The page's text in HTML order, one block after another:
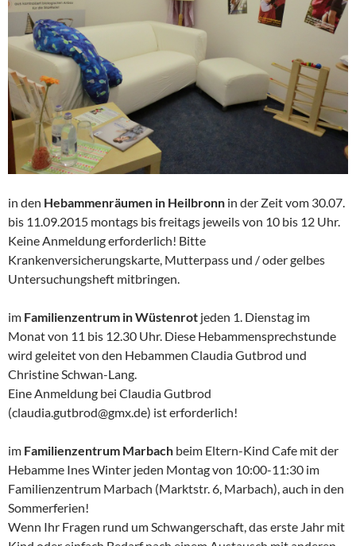
in den Hebammenräumen in Heilbronn in der Zeit vom 30.07.
bis 11.09.2015 montags bis freitags jeweils von 10 bis 12 Uhr.
Keine Anmeldung erforderlich! Bitte
Krankenversicherungskarte, Mutterpass und / oder gelbes
Untersuchungsheft mitbringen.
im Familienzentrum in Wüstenrot jeden 1. Dienstag im
Monat von 11 bis 12.30 Uhr. Diese Hebammensprechstunde
wird geleitet von den Hebammen Claudia Gutbrod und
Christine Schwan-Lang.
Eine Anmeldung bei Claudia Gutbrod
(claudia.gutbrod@gmx.de) ist erforderlich!
im Familienzentrum Marbach beim Eltern-Kind Cafe mit der
Hebamme Ines Winter jeden Montag von 10:00-11:30 im
Familienzentrum Marbach (Marktstr. 6, Marbach), auch in den
Sommerferien!
Wenn Ihr Fragen rund um Schwangerschaft, das erste Jahr mit